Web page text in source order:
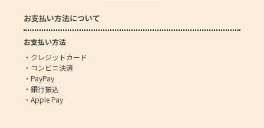
お支払い方法について
お支払い方法
・クレジットカード
・コンビニ決済
・PayPay
・銀行振込
・Apple Pay